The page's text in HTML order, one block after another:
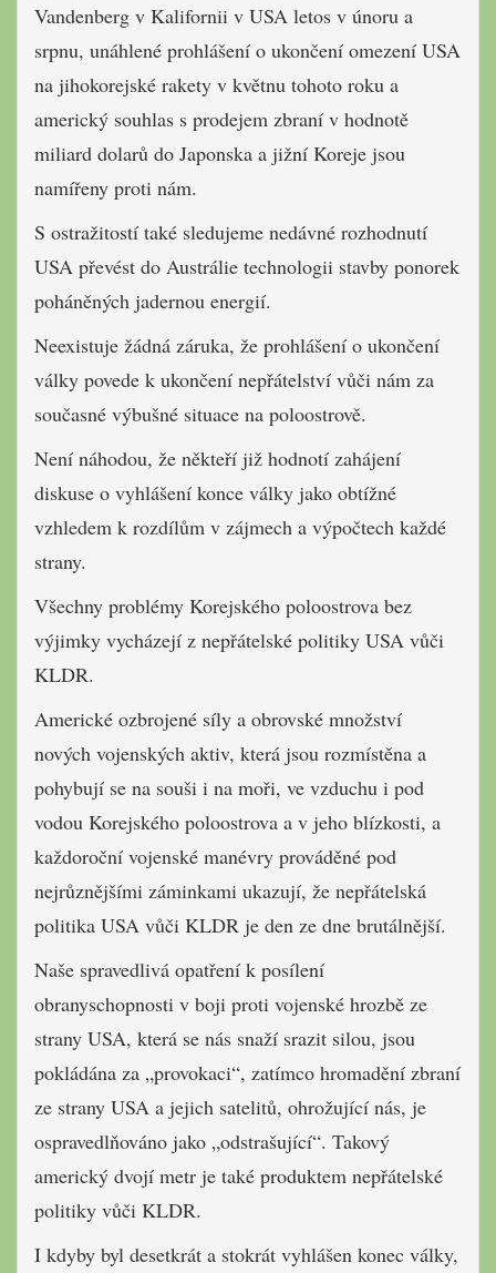
Vandenberg v Kalifornii v USA letos v únoru a
srpnu, unáhlené prohlášení o ukončení omezení USA
na jihokorejské rakety v květnu tohoto roku a
americký souhlas s prodejem zbraní v hodnotě
miliard dolarů do Japonska a jižní Koreje jsou
namířeny proti nám.
S ostražitostí také sledujeme nedávné rozhodnutí
USA převést do Austrálie technologii stavby ponorek
poháněných jadernou energií.
Neexistuje žádná záruka, že prohlášení o ukončení
války povede k ukončení nepřátelství vůči nám za
současné výbušné situace na poloostrově.
Není náhodou, že někteří již hodnotí zahájení
diskuse o vyhlášení konce války jako obtížné
vzhledem k rozdílům v zájmech a výpočtech každé
strany.
Všechny problémy Korejského poloostrova bez
výjimky vycházejí z nepřátelské politiky USA vůči
KLDR.
Americké ozbrojené síly a obrovské množství
nových vojenských aktiv, která jsou rozmístěna a
pohybují se na souši i na moři, ve vzduchu i pod
vodou Korejského poloostrova a v jeho blízkosti, a
každoroční vojenské manévry prováděné pod
nejrůznějšími záminkami ukazují, že nepřátelská
politika USA vůči KLDR je den ze dne brutálnější.
Naše spravedlivá opatření k posílení
obranyschopnosti v boji proti vojenské hrozbě ze
strany USA, která se nás snaží srazit silou, jsou
pokládána za „provokaci“, zatímco hromadění zbraní
ze strany USA a jejich satelitů, ohrožující nás, je
ospravedlňováno jako „odstrašující“. Takový
americký dvojí metr je také produktem nepřátelské
politiky vůči KLDR.
I kdyby byl desetkrát a stokrát vyhlášen konec války,